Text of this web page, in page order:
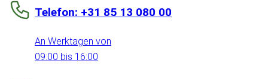
Telefon: +31 85 13 080 00
An Werktagen von
09:00 bis 16:00